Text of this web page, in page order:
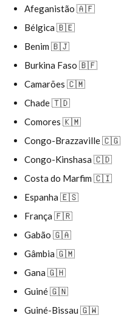
Afeganistão 🇦🇫
Bélgica 🇧🇪
Benim 🇧🇯
Burkina Faso 🇧🇫
Camarões 🇨🇲
Chade 🇹🇩
Comores 🇰🇲
Congo-Brazzaville 🇨🇬
Congo-Kinshasa 🇨🇩
Costa do Marfim 🇨🇮
Espanha 🇪🇸
França 🇫🇷
Gabão 🇬🇦
Gâmbia 🇬🇲
Gana 🇬🇭
Guiné 🇬🇳
Guiné-Bissau 🇬🇼